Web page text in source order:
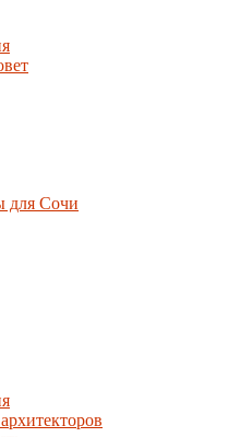
для Сочи